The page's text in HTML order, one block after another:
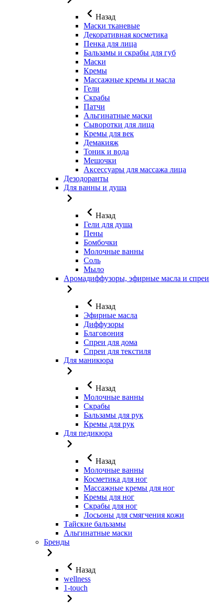
Назад
Маски тканевые
Декоративная косметика
Пенка для лица
Бальзамы и скрабы для губ
Маски
Кремы
Массажные кремы и масла
Гели
Скрабы
Патчи
Альгинатные маски
Сыворотки для лица
Кремы для век
Демакияж
Тоник и вода
Мешочки
Аксессуары для массажа лица
Дезодоранты
Для ванны и душа
Назад
Гели для душа
Пены
Бомбочки
Молочные ванны
Соль
Мыло
Аромадиффузоры, эфирные масла и спреи
Назад
Эфирные масла
Диффузоры
Благовония
Спреи для дома
Спреи для текстиля
Для маникюра
Назад
Молочные ванны
Скрабы
Бальзамы для рук
Кремы для рук
Для педикюра
Назад
Молочные ванны
Косметика для ног
Массажные кремы для ног
Кремы для ног
Скрабы для ног
Лосьоны для смягчения кожи
Тайские бальзамы
Альгинатные маски
Бренды
Назад
wellness
1-touch